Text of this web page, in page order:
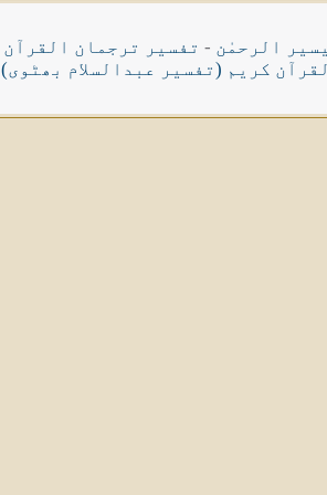
الرحمٰن - تفسیر ترجمان القرآن
کریم (تفسیر عبدالسلام بھٹوی)